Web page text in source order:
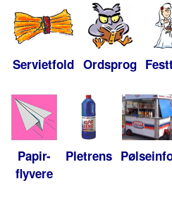
Servietfold Ordsprog
Papir-
flyvere
Pletrens